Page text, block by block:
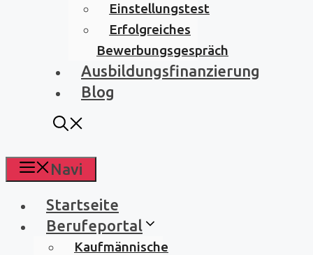
Einstellungstest
Erfolgreiches
Bewerbungsgespräch
Ausbildungsfinanzierung
Blog
Navi
Startseite
Berufeportal
Kaufmännische